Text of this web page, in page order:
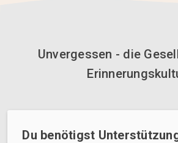
Unvergessen - die
Du benötigst